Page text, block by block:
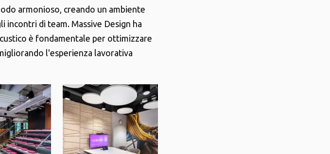
armonioso, creando un ambiente
incontri di team. Massive Design ha
è fondamentale per ottimizzare
l'esperienza lavorativa